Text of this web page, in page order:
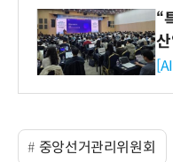
“
중앙선거관리위원회